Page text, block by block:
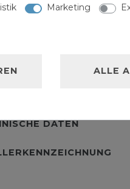
€ *
DATEN
Marketing
ALLE